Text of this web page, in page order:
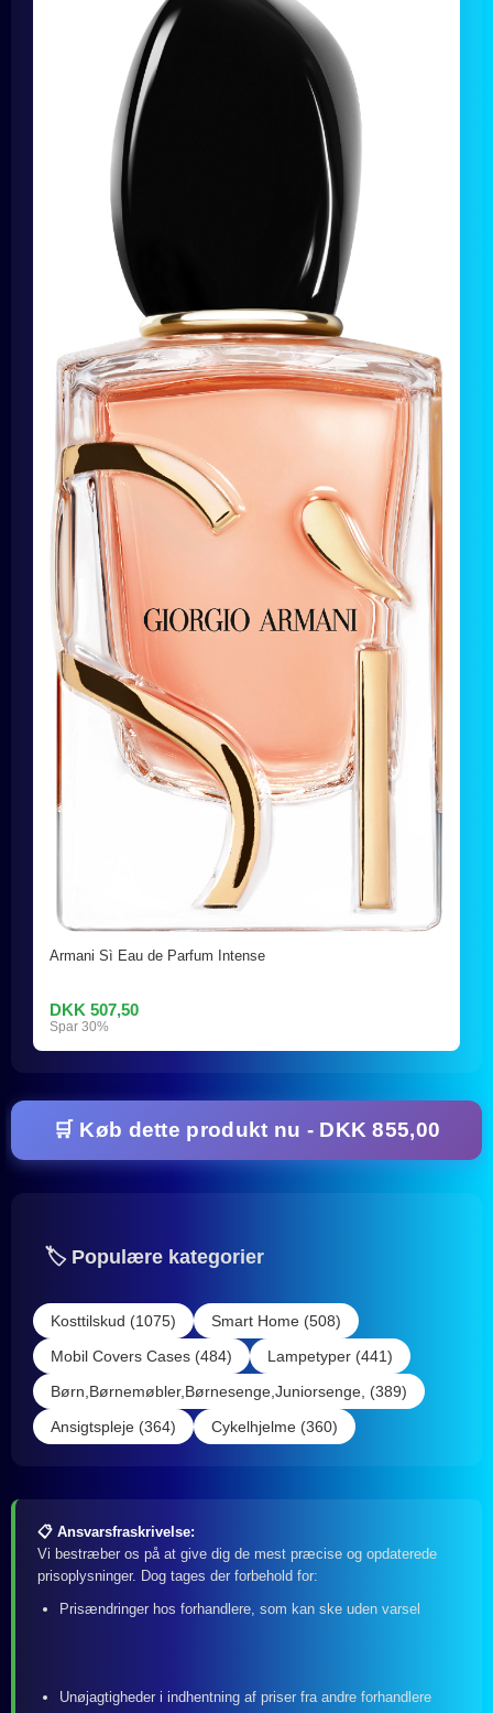
Armani Sì Eau de Parfum Intense
DKK 507,50
Spar 30%
🛒 Køb dette produkt nu - DKK 855,00
🏷️ Populære kategorier
Kosttilskud (1075)
Smart Home (508)
Mobil Covers Cases (484)
Lampetyper (441)
Børn,Børnemøbler,Børnesenge,Juniorsenge, (389)
Ansigtspleje (364)
Cykelhjelme (360)
📋 Ansvarsfraskrivelse:
Vi bestræber os på at give dig de mest præcise og opdaterede
prisoplysninger. Dog tages der forbehold for:
Prisændringer hos forhandlere, som kan ske uden varsel
Unøjagtigheder i indhentning af priser fra andre forhandlere